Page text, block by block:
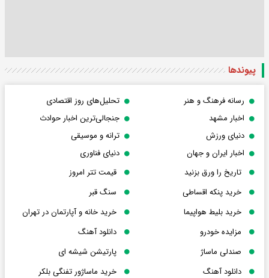
پیوندها
رسانه فرهنگ و هنر
تحلیل‌های روز اقتصادی
اخبار مشهد
جنجالی‌ترین اخبار حوادث
دنیای ورزش
ترانه و موسیقی
اخبار ایران و جهان
دنیای فناوری
تاریخ را ورق بزنید
قیمت تتر امروز
خرید پنکه اقساطی
سنگ قبر
خرید بلیط هواپیما
خرید خانه و آپارتمان در تهران
مزایده خودرو
دانلود آهنگ
صندلی ماساژ
پارتیشن شیشه ای
دانلود آهنگ
خرید ماساژور تفنگی بلکر